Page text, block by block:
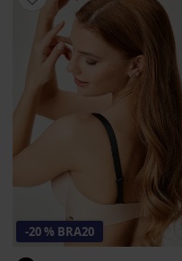
-20 % BRA20